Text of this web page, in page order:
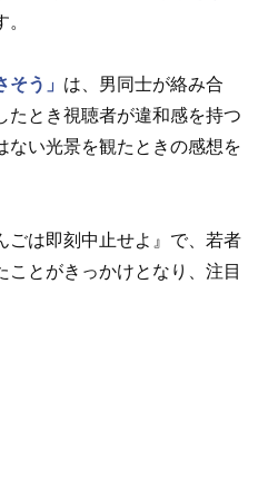
そう」 は、男同士が絡み合
たとき視聴者が違和感を持つ
ない光景を観たときの感想を
ごは即刻中止せよ』で、若者
ことがきっかけとなり、注目